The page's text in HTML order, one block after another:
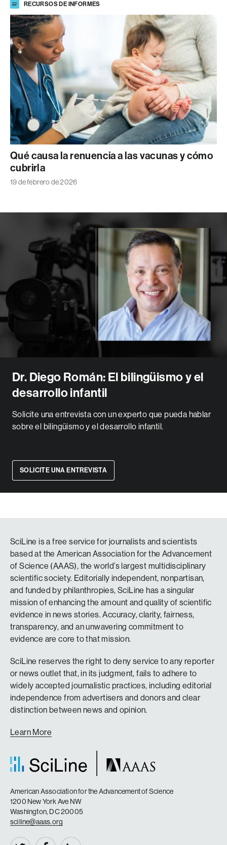
RECURSOS DE INFORMES
Qué causa la renuencia a las vacunas y cómo
cubrirla
19 de febrero de 2026
Dr. Diego Román: El bilingüismo y el
desarrollo infantil
Solicite una entrevista con un experto que pueda hablar
sobre el bilingüismo y el desarrollo infantil.
SOLICITE UNA ENTREVISTA
SciLine is a free service for journalists and scientists
based at the American Association for the Advancement
of Science (AAAS), the world’s largest multidisciplinary
scientific society. Editorially independent, nonpartisan,
and funded by philanthropies, SciLine has a singular
mission of enhancing the amount and quality of scientific
evidence in news stories. Accuracy, clarity, fairness,
transparency, and an unwavering commitment to
evidence are core to that mission.
SciLine reserves the right to deny service to any reporter
or news outlet that, in its judgment, fails to adhere to
widely accepted journalistic practices, including editorial
independence from advertisers and donors and clear
distinction between news and opinion.
Learn More
American Association for the Advancement of Science
1200 New York Ave NW
Washington, DC 20005
sciline@aaas.org